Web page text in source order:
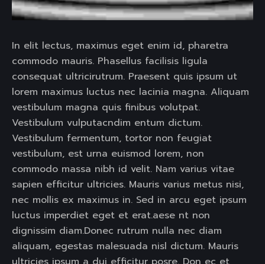
In elit lectus, maximus eget enim id, pharetra
commodo mauris. Phasellus facilisis ligula
consequat ultricirutrum. Praesent quis ipsum ut
lorem maximus luctus nec lacinia magna. Aliquam
vestibulum magna quis finibus volutpat.
Vestibulum vulputacndim entum dictum.
Vestibulum fermentum, tortor non feugiat
vestibulum, est urna euismod lorem, non
commodo massa nibh id velit. Nam varius vitae
sapien efficitur ultricies. Mauris varius metus nisi,
nec mollis ex maximus in. Sed in arcu eget ipsum
luctus imperdiet eget et erat.aese nt non
dignissim diam.Donec rutrum nulla nec diam
aliquam, egestas malesuada nisl dictum. Mauris